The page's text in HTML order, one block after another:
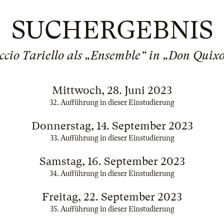
SUCHERGEBNIS
Tariello als „Ensemble“ in „Don
Mittwoch, 28. Juni 2023
32. Aufführung in dieser Einstudierung
Donnerstag, 14. September 2023
33. Aufführung in dieser Einstudierung
Samstag, 16. September 2023
34. Aufführung in dieser Einstudierung
Freitag, 22. September 2023
35. Aufführung in dieser Einstudierung